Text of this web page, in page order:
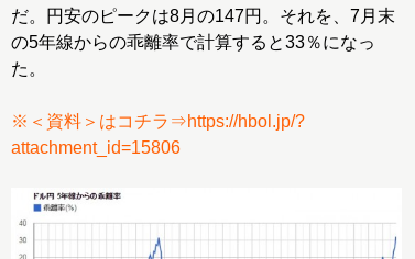
だ。円安のピークは8月の147円。それを、7月末
の5年線からの乖離率で計算すると33％になっ
た。
※＜資料＞はコチラ⇒https://hbol.jp/?
attachment_id=15806